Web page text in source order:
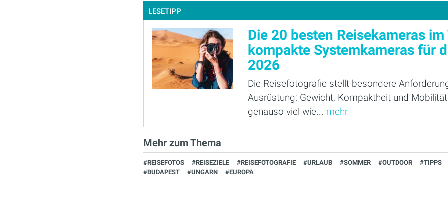
LESETIPP
Die 20 besten Reisekameras im
kompakte Systemkameras für
2026
Die Reisefotografie stellt besondere
Ausrüstung: Gewicht, Kompaktheit und
genauso viel wie... mehr
Mehr zum Thema
#REISEFOTOS #REISEZIELE #REISEFOTOGRAFIE #URLAUB #SOMMER #OUTDOOR
#TIPPS
#BUDAPEST
#UNGARN #EUROPA